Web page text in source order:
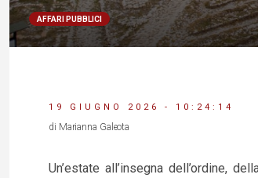
AFFARI PUBBLICI
19 GIUGNO 2026 - 10:24:14
di Marianna Galeota
Un’estate all’insegna dell’ordine,